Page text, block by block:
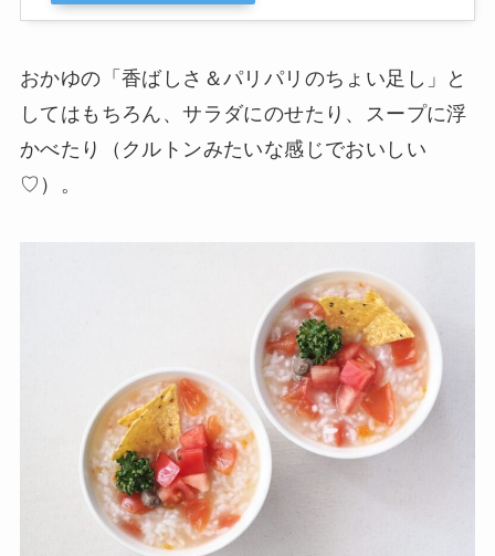
おかゆの「香ばしさ＆パリパリのちょい足し」と
してはもちろん、サラダにのせたり、スープに浮
かべたり（クルトンみたいな感じでおいしい
♡）。